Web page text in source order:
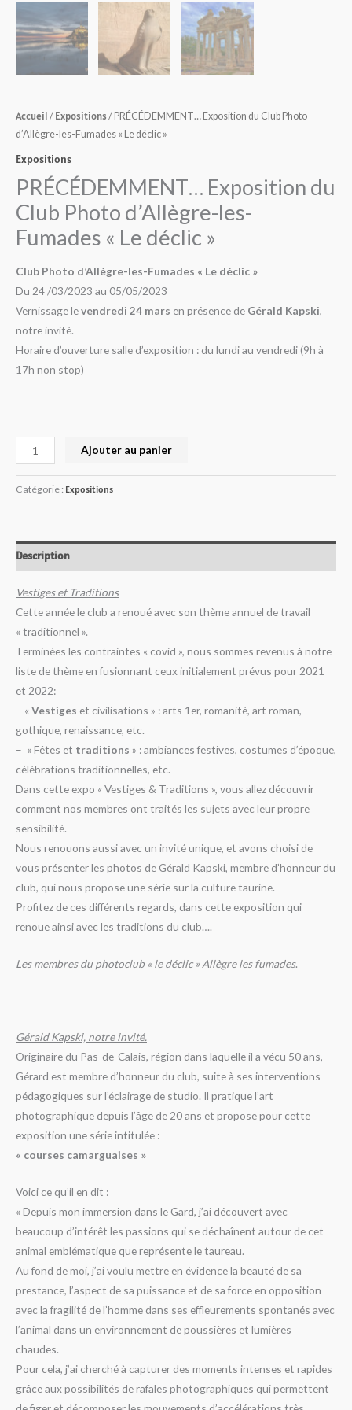
Accueil / Expositions / PRÉCÉDEMMENT… Exposition du Club Photo
d’Allègre-les-Fumades « Le déclic »
Expositions
PRÉCÉDEMMENT… Exposition du
Club Photo d’Allègre-les-
Fumades « Le déclic »
Club Photo d’Allègre-les-Fumades « Le déclic »
Du 24 /03/2023 au 05/05/2023
Vernissage levendredi 24 mars en présence de Gérald Kapski,
notre invité.
Horaire d’ouverture salle d’exposition : du lundi au vendredi (9h à
17h non stop)
Ajouter au panier
Catégorie : Expositions
Description
Vestiges et Traditions
Cette année le club a renoué avec son thème annuel de travail
« traditionnel ».
Terminées les contraintes « covid », nous sommes revenus à notre
liste de thème en fusionnant ceux initialement prévus pour 2021
et 2022:
– « Vestiges et civilisations » : arts 1er, romanité, art roman,
gothique, renaissance, etc.
– « Fêtes et traditions » : ambiances festives, costumes d’époque,
célébrations traditionnelles, etc.
Dans cette expo « Vestiges & Traditions », vous allez découvrir
comment nos membres ont traités les sujets avec leur propre
sensibilité.
Nous renouons aussi avec un invité unique, et avons choisi de
vous présenter les photos de Gérald Kapski, membre d’honneur du
club, qui nous propose une série sur la culture taurine.
Profitez de ces différents regards, dans cette exposition qui
renoue ainsi avec les traditions du club….
Les membres du photoclub « le déclic » Allègre les fumades.
Gérald Kapski, notre invité.
Originaire du Pas-de-Calais, région dans laquelle il a vécu 50 ans,
Gérard est membre d’honneur du club, suite à ses interventions
pédagogiques sur l’éclairage de studio. Il pratique l’art
photographique depuis l’âge de 20 ans et propose pour cette
exposition une série intitulée :
« courses camarguaises »
Voici ce qu’il en dit :
« Depuis mon immersion dans le Gard, j’ai découvert avec
beaucoup d’intérêt les passions qui se déchaînent autour de cet
animal emblématique que représente le taureau.
Au fond de moi, j’ai voulu mettre en évidence la beauté de sa
prestance, l’aspect de sa puissance et de sa force en opposition
avec la fragilité de l’homme dans ses effleurements spontanés avec
l’animal dans un environnement de poussières et lumières
chaudes.
Pour cela, j’ai cherché à capturer des moments intenses et rapides
grâce aux possibilités de rafales photographiques qui permettent